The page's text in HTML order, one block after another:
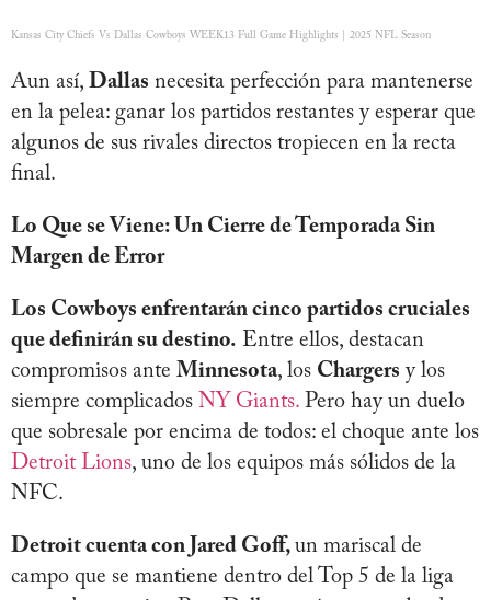
Kansas City Chiefs Vs Dallas Cowboys WEEK13 Full Game Highlights | 2025 NFL Season
Aun así, Dallas necesita perfección para mantenerse
en la pelea: ganar los partidos restantes y esperar que
algunos de sus rivales directos tropiecen en la recta
final.
Lo Que se Viene: Un Cierre de Temporada Sin
Margen de Error
Los Cowboys enfrentarán cinco partidos cruciales
que definirán su destino. Entre ellos, destacan
compromisos ante Minnesota, los Chargers y los
siempre complicados NY Giants. Pero hay un duelo
que sobresale por encima de todos: el choque ante los
Detroit Lions, uno de los equipos más sólidos de la
NFC.
Detroit cuenta con Jared Goff, un mariscal de
campo que se mantiene dentro del Top 5 de la liga